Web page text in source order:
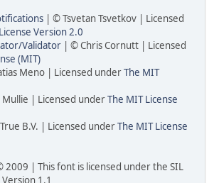
| © Tsvetan Tsvetkov | Licensed
Version 2.0
Validator | © Chris Cornutt | Licensed
(MIT)
Meno | Licensed underThe MIT
| Licensed underThe MIT License
B.V. | Licensed underThe MIT License
2009 | This font is licensed under the SIL
1.1